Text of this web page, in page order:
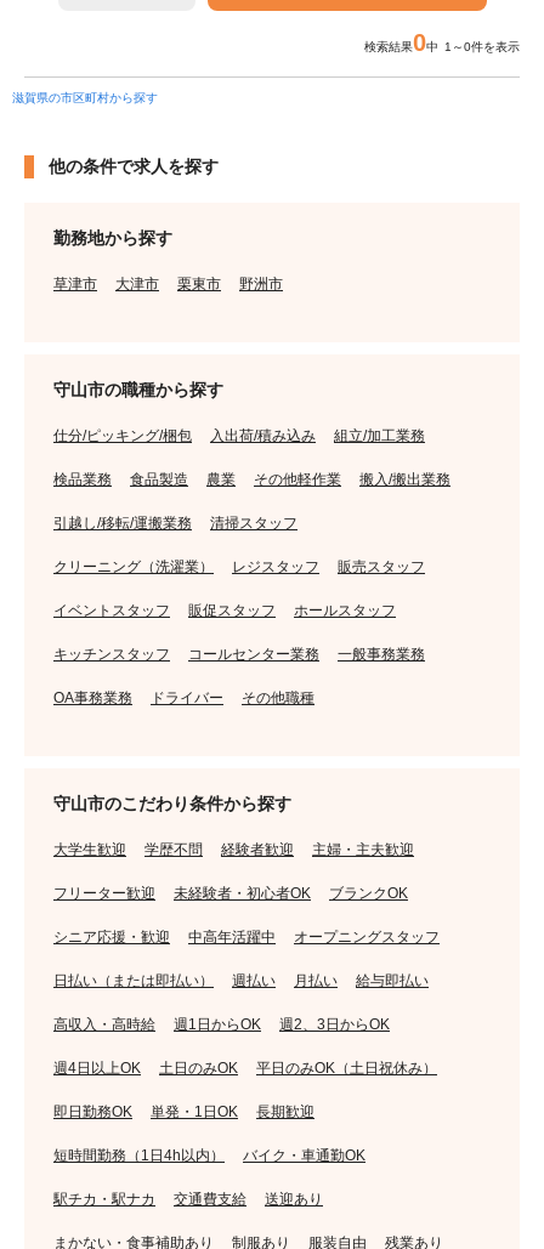
検索結果0中 1～0件を表示
滋賀県の市区町村から探す
他の条件で求人を探す
勤務地から探す
草津市 大津市 栗東市 野洲市
守山市の職種から探す
仕分/ピッキング/梱包 入出荷/積み込み 組立/加工業務
検品業務 食品製造 農業 その他軽作業 搬入/搬出業務
引越し/移転/運搬業務 清掃スタッフ
クリーニング（洗濯業） レジスタッフ 販売スタッフ
イベントスタッフ 販促スタッフ ホールスタッフ
キッチンスタッフ コールセンター業務 一般事務業務
OA事務業務 ドライバー その他職種
守山市のこだわり条件から探す
大学生歓迎 学歴不問 経験者歓迎 主婦・主夫歓迎
フリーター歓迎 未経験者・初心者OK ブランクOK
シニア応援・歓迎 中高年活躍中 オープニングスタッフ
日払い（または即払い） 週払い 月払い 給与即払い
高収入・高時給 週1日からOK 週2、3日からOK
週4日以上OK 土日のみOK 平日のみOK（土日祝休み）
即日勤務OK 単発・1日OK 長期歓迎
短時間勤務（1日4h以内） バイク・車通勤OK
駅チカ・駅ナカ 交通費支給 送迎あり
まかない・食事補助あり 制服あり 服装自由 残業あり